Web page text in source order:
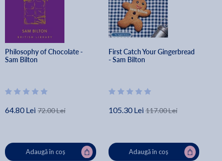
Philosophy of Chocolate -
Sam Bilton
64.80 Lei 72.00 Lei
Adaugă în coș
First Catch Your Gingerbread
- Sam Bilton
105.30 Lei 117.00 Lei
Adaugă în coș